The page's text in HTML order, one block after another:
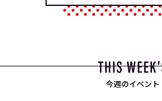
今週のイベント